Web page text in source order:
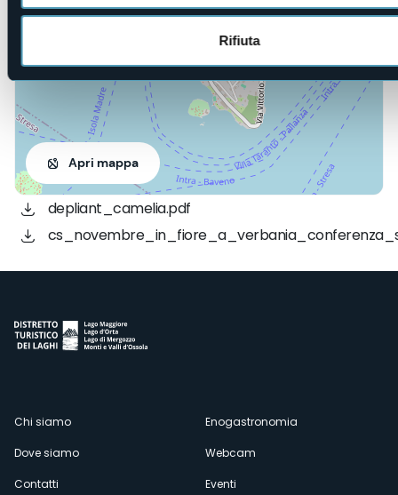
Rifiuta
Apri mappa
depliant_camelia.pdf
Menù
secondario
Chi siamo
Dove siamo
Contatti
Enogastronomia
Webcam
Eventi